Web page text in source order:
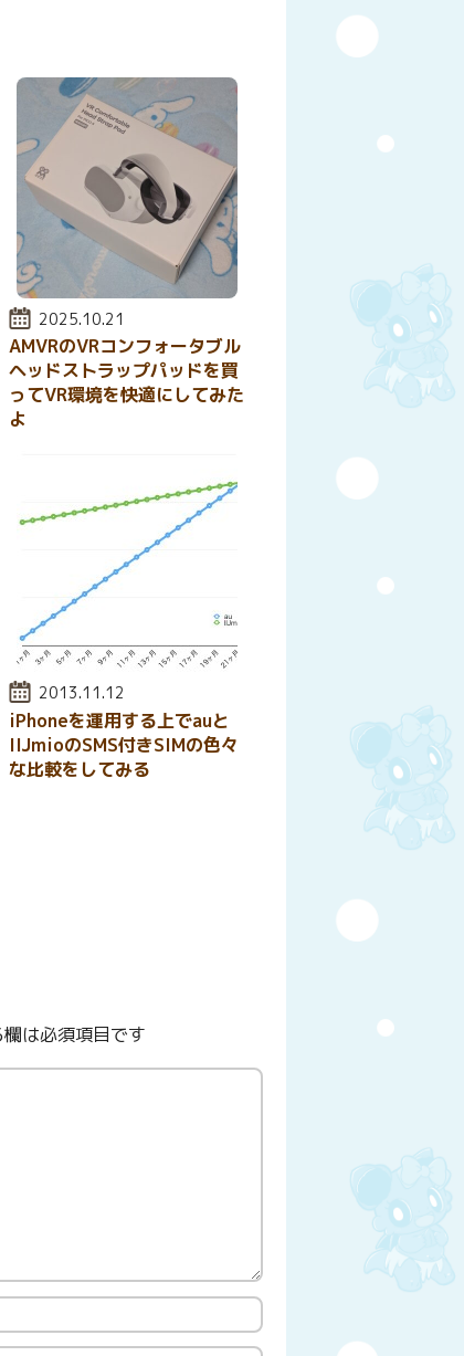
投稿日:
2025.10.21
AMVRのVRコンフォータブル
ヘッドストラップパッドを買
ってVR環境を快適にしてみた
よ
投稿日:
2013.11.12
iPhoneを運用する上でauと
IIJmioのSMS付きSIMの色々
な比較をしてみる
は必須項目です